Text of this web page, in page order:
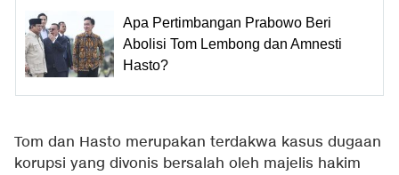
Apa Pertimbangan Prabowo Beri
Abolisi Tom Lembong dan Amnesti
Hasto?
Tom dan Hasto merupakan terdakwa kasus dugaan
korupsi yang divonis bersalah oleh majelis hakim